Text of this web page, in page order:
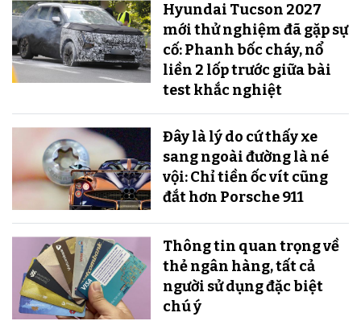
Hyundai Tucson 2027
mới thử nghiệm đã gặp sự
cố: Phanh bốc cháy, nổ
liền 2 lốp trước giữa bài
test khắc nghiệt
Đây là lý do cứ thấy xe
sang ngoài đường là né
vội: Chỉ tiền ốc vít cũng
đắt hơn Porsche 911
Thông tin quan trọng về
thẻ ngân hàng, tất cả
người sử dụng đặc biệt
chú ý